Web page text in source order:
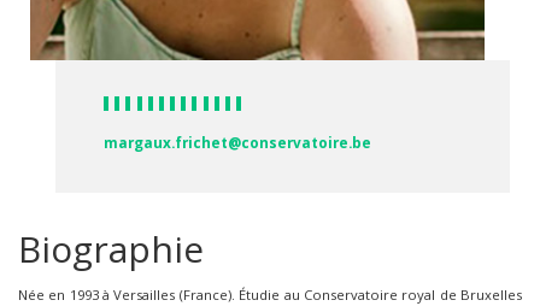
margaux.frichet@conservatoire.be
Biographie
Née en 1993 à Versailles (France). Étudie au Conservatoire royal de Bruxelles